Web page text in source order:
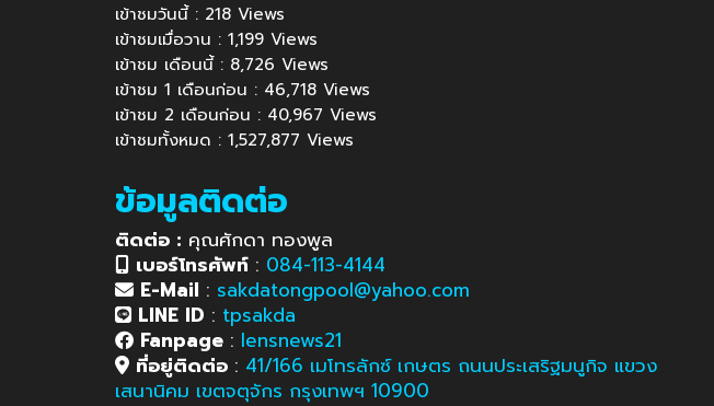
เข้าชมวันนี้ : 218 Views
เข้าชมเมื่อวาน : 1,199 Views
เข้าชม เดือนนี้ : 8,726 Views
เข้าชม 1 เดือนก่อน : 46,718 Views
เข้าชม 2 เดือนก่อน : 40,967 Views
เข้าชมทั้งหมด : 1,527,877 Views
ข้อมูลติดต่อ
ติดต่อ : คุณศักดา ทองพูล
เบอร์โทรศัพท์ : 084-113-4144
E-Mail : sakdatongpool@yahoo.com
LINE ID : tpsakda
Fanpage : lensnews21
ที่อยู่ติดต่อ : 41/166 เมโทรลักซ์ เกษตร ถนนประเสริฐมนูกิจ แขวง
เสนานิคม เขตจตุจักร กรุงเทพฯ 10900